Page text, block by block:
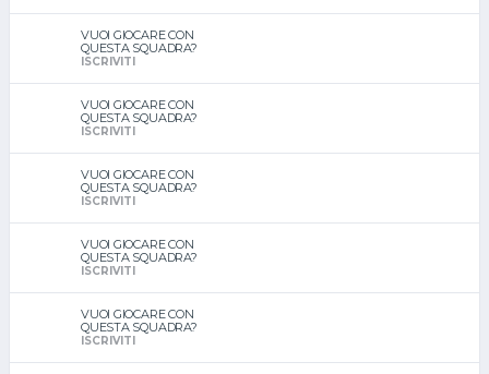
VUOI GIOCARE CON
QUESTA SQUADRA?
ISCRIVITI
VUOI GIOCARE CON
QUESTA SQUADRA?
ISCRIVITI
VUOI GIOCARE CON
QUESTA SQUADRA?
ISCRIVITI
VUOI GIOCARE CON
QUESTA SQUADRA?
ISCRIVITI
VUOI GIOCARE CON
QUESTA SQUADRA?
ISCRIVITI